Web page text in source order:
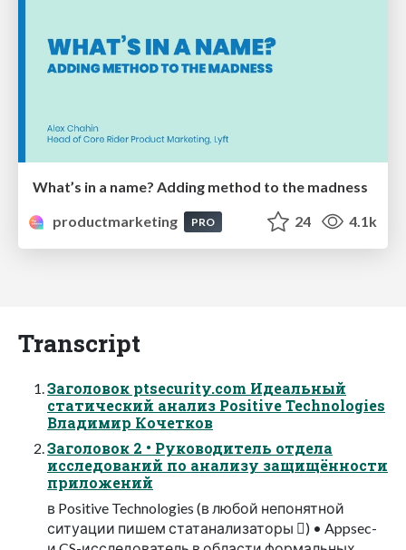
What’s in a name? Adding method to the madness
productmarketing
PRO 24 4.1k
Transcript
Заголовок ptsecurity.com Идеальный
статический анализ Positive Technologies
Владимир Кочетков
Заголовок 2 • Руководитель отдела
исследований по анализу защищённости
приложений
в Positive Technologies (в любой непонятной
ситуации пишем статанализаторы ) • Appsec-